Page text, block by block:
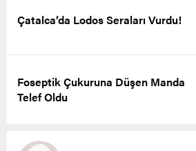
Çatalca’da Lodos Seraları Vurdu!
Foseptik Çukuruna Düşen Manda
Telef Oldu